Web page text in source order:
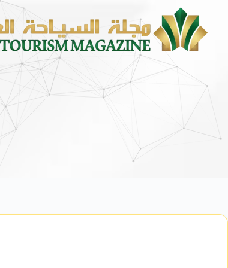
الشؤون الإسلامية” تكمل استعداداتها